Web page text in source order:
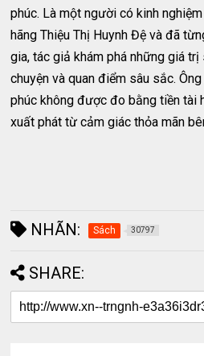
phúc. Là một người có kinh
hãng Thiệu Thị Huynh Đệ và đã
gia, tác giả khám phá những giá
chuyện và quan điểm sâu sắc.
phúc không được đo bằng tiền tài
xuất phát từ cảm giác thỏa mãn
NHÃN: Sách 30797
SHARE: